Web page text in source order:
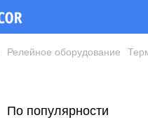
Релейное оборудование
По популярности